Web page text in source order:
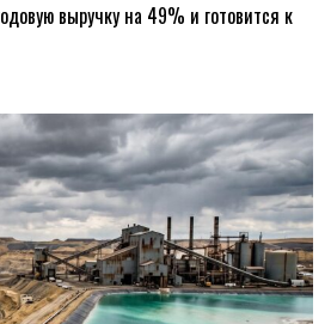
выручку на 49% и готовится к